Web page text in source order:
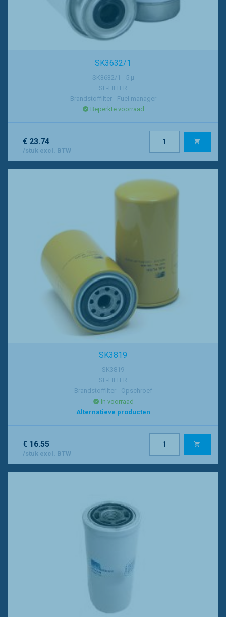
SK3632/1
SK3632/1 - 5 µ
SF-FILTER
Brandstoffilter - Fuel manager
Beperkte voorraad
€ 23.74
/stuk excl. BTW
SK3819
SK3819
SF-FILTER
Brandstoffilter - Opschroef
In voorraad
Alternatieve producten
€ 16.55
/stuk excl. BTW